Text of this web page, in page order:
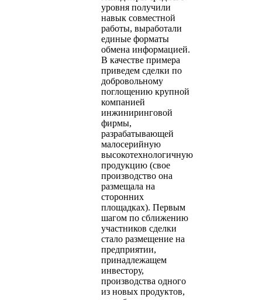
уровня получили
навык совместной
работы, выработали
единые форматы
обмена информацией.
В качестве примера
приведем сделки по
добровольному
поглощению крупной
компанией
инжиниринговой
фирмы,
разрабатывающей
малосерийную
высокотехнологичную
продукцию (свое
производство она
размещала на
сторонних
площадках). Первым
шагом по сближению
участников сделки
стало размещение на
предприятии,
принадлежащем
инвестору,
производства одного
из новых продуктов,